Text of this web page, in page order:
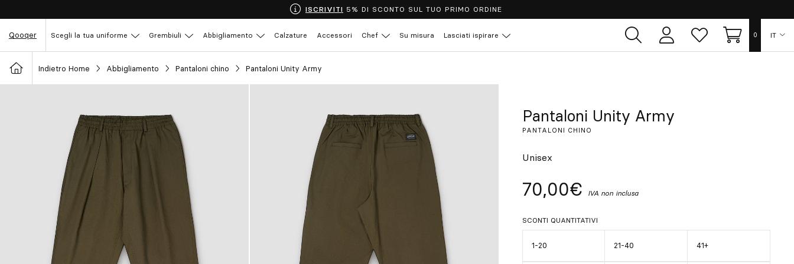
ISCRIVITI 5% DI SCONTO SUL TUO PRIMO ORDINE
Qooqer Scegli la tua uniforme Grembiuli Abbigliamento Calzature Accessori Chef Su misura Lasciati ispirare
Area
utente
Lista
dei
Carrello
0 IT
Indietro Home Abbigliamento Pantaloni chino Pantaloni Unity Army
Pantaloni Unity Army
PANTALONI CHINO
Unisex
70,00€ IVA non inclusa
SCONTI QUANTITATIVI
1-20 21-40 41+